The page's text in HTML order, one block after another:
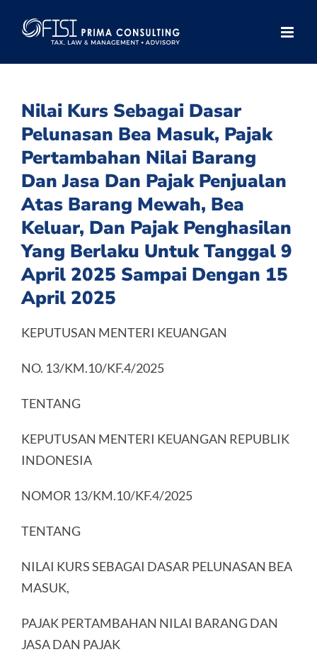
Nilai Kurs Sebagai Dasar
Pelunasan Bea Masuk, Pajak
Pertambahan Nilai Barang
Dan Jasa Dan Pajak Penjualan
Atas Barang Mewah, Bea
Keluar, Dan Pajak Penghasilan
Yang Berlaku Untuk Tanggal 9
April 2025 Sampai Dengan 15
April 2025
KEPUTUSAN MENTERI KEUANGAN
NO. 13/KM.10/KF.4/2025
TENTANG
KEPUTUSAN MENTERI KEUANGAN REPUBLIK
INDONESIA
NOMOR 13/KM.10/KF.4/2025
TENTANG
NILAI KURS SEBAGAI DASAR PELUNASAN BEA
MASUK,
PAJAK PERTAMBAHAN NILAI BARANG DAN
JASA DAN PAJAK